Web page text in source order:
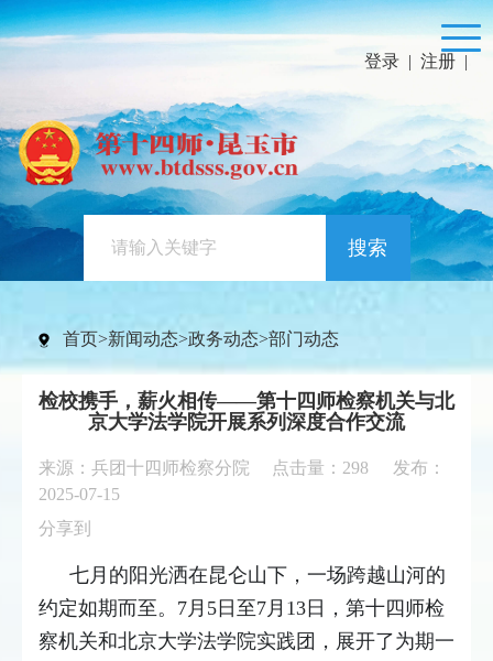
登录 | 注册 |
搜索
首页>新闻动态>政务动态>部门动态
检校携手，薪火相传——第十四师检察机关与北
京大学法学院开展系列深度合作交流
来源：兵团十四师检察分院 点击量： 298
发布：
2025-07-15
分享到
七月的阳光洒在昆仑山下，一场跨越山河的
约定如期而至。7月5日至7月13日，第十四师检
察机关和北京大学法学院实践团，展开了为期一